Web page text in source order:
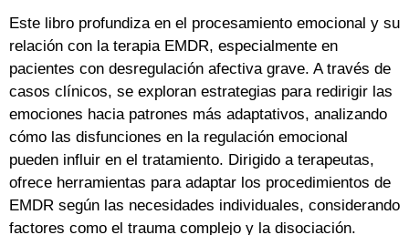
Este libro profundiza en el procesamiento emocional y su
relación con la terapia EMDR, especialmente en
pacientes con desregulación afectiva grave. A través de
casos clínicos, se exploran estrategias para redirigir las
emociones hacia patrones más adaptativos, analizando
cómo las disfunciones en la regulación emocional
pueden influir en el tratamiento. Dirigido a terapeutas,
ofrece herramientas para adaptar los procedimientos de
EMDR según las necesidades individuales, considerando
factores como el trauma complejo y la disociación.